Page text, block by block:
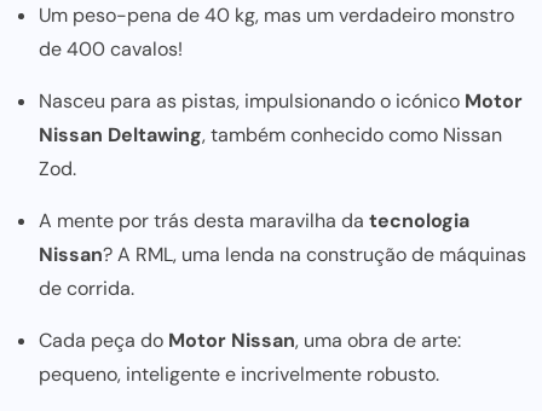
Um peso-pena de 40 kg, mas um verdadeiro monstro
de 400 cavalos!
Nasceu para as pistas, impulsionando o icónico Motor
Nissan Deltawing, também conhecido como Nissan
Zod.
A mente por trás desta maravilha da tecnologia
Nissan? A RML, uma lenda na construção de máquinas
de corrida.
Cada peça do Motor Nissan, uma obra de arte:
pequeno, inteligente e incrivelmente robusto.